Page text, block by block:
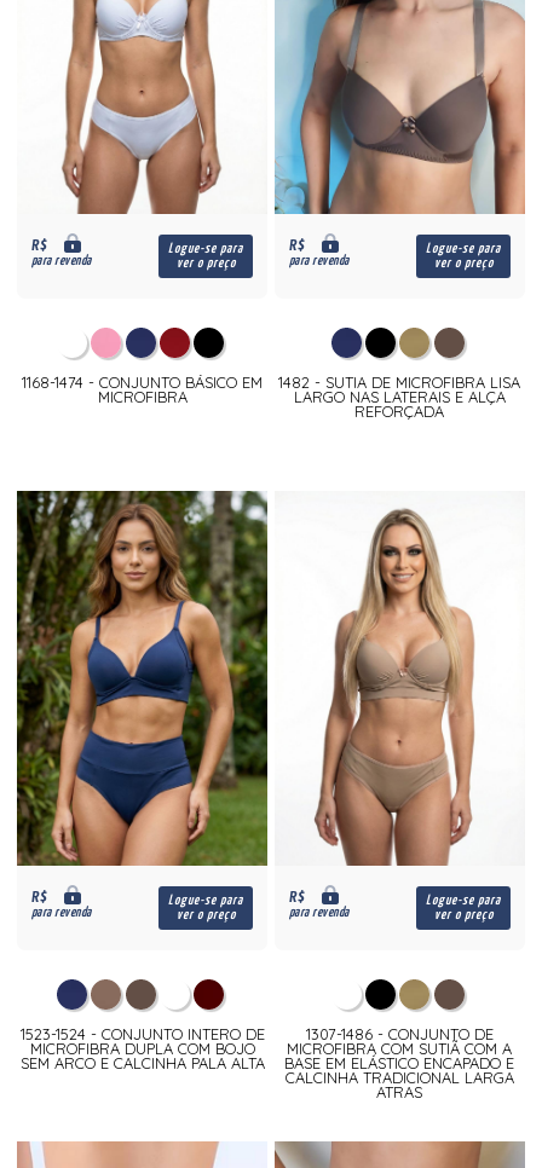
R$
para revenda
Logue-se para
ver o preço
1168-1474 - CONJUNTO BÁSICO EM
MICROFIBRA
R$
para revenda
Logue-se para
ver o preço
1482 - SUTIA DE MICROFIBRA LISA
LARGO NAS LATERAIS E ALÇA
REFORÇADA
R$
para revenda
Logue-se para
ver o preço
1523-1524 - CONJUNTO INTERO DE
MICROFIBRA DUPLA COM BOJO
SEM ARCO E CALCINHA PALA ALTA
R$
para revenda
Logue-se para
ver o preço
1307-1486 - CONJUNTO DE
MICROFIBRA COM SUTIÃ COM A
BASE EM ELÁSTICO ENCAPADO E
CALCINHA TRADICIONAL LARGA
ATRAS